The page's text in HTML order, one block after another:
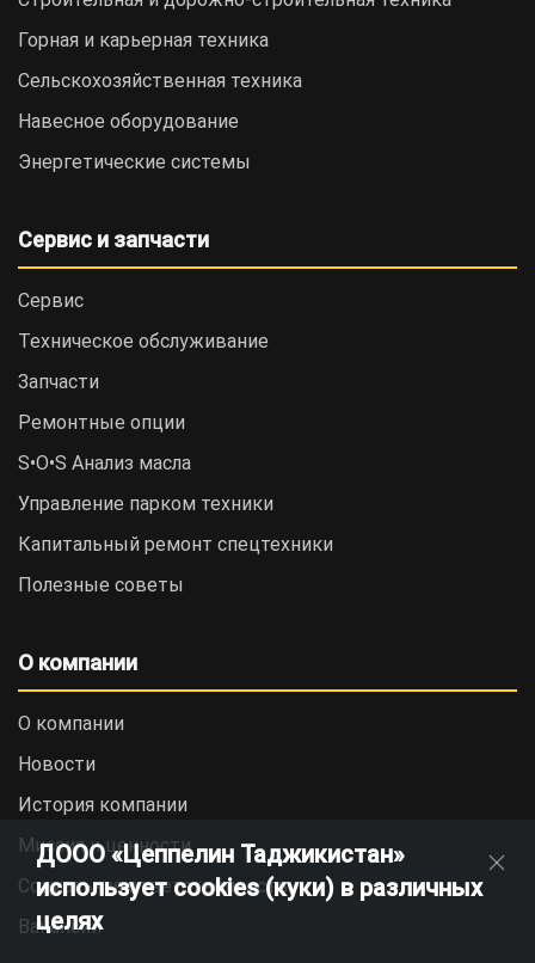
Горная и карьерная техника
Сельскохозяйственная техника
Навесное оборудование
Энергетические системы
Сервис и запчасти
Сервис
Техническое обслуживание
Запчасти
Ремонтные опции
S•O•S Анализ масла
Управление парком техники
Капитальный ремонт спецтехники
Полезные советы
О компании
О компании
Новости
История компании
Миссия и ценности
Социальная ответственность
Вакансии
ДООО «Цеппелин Таджикистан»
использует cookies (куки) в различных
целях